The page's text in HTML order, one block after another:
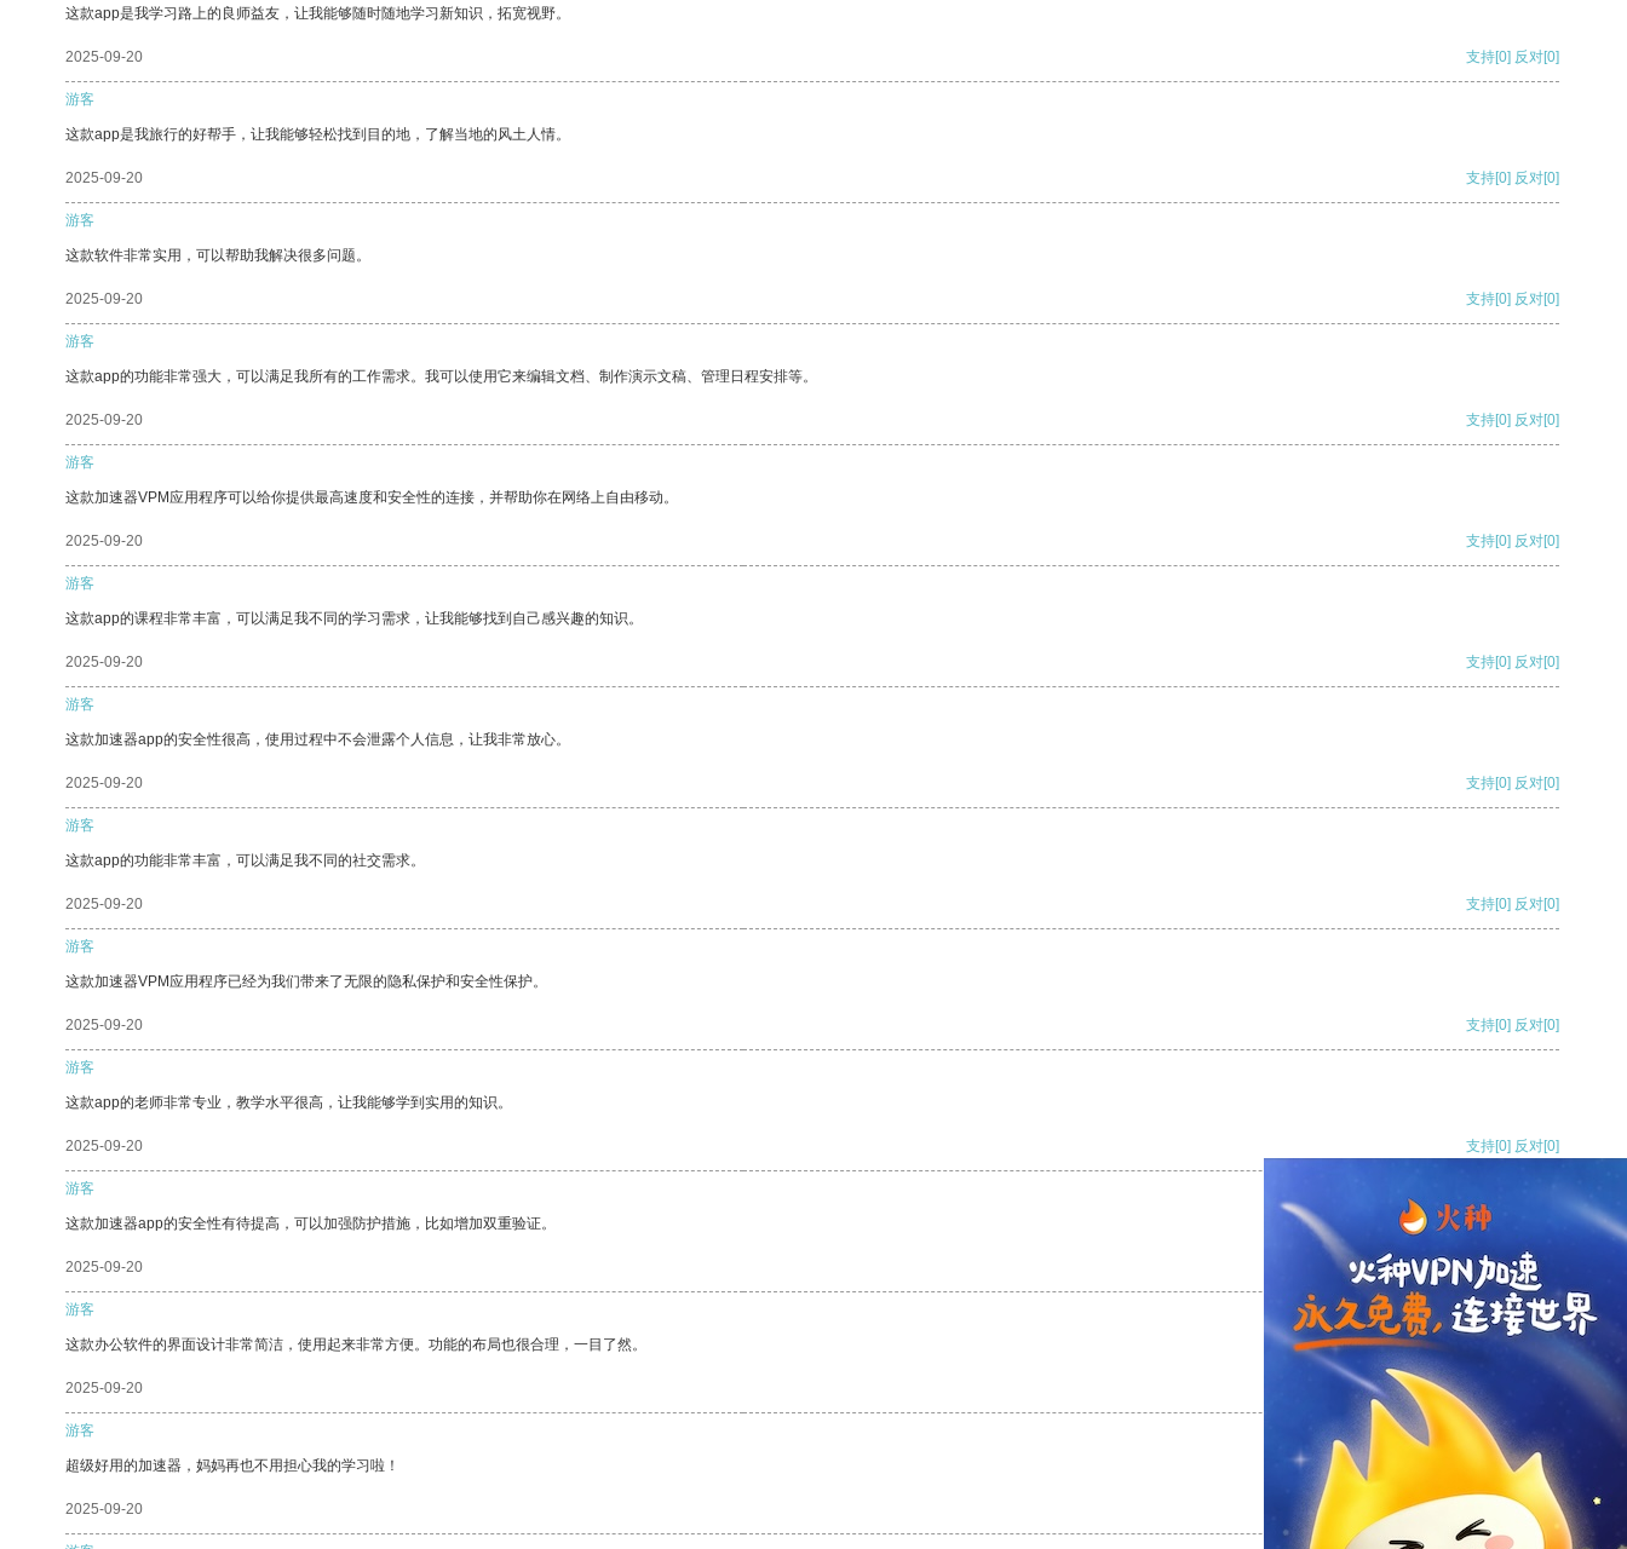
这款app是我学习路上的良师益友，让我能够随时随地学习新知识，拓宽视野。
2025-09-20 支持[0] 反对[0]
游客
这款app是我旅行的好帮手，让我能够轻松找到目的地，了解当地的风土人情。
2025-09-20 支持[0] 反对[0]
游客
这款软件非常实用，可以帮助我解决很多问题。
2025-09-20 支持[0] 反对[0]
游客
这款app的功能非常强大，可以满足我所有的工作需求。我可以使用它来编辑文档、制作演示文稿、管理日程安排等。
2025-09-20 支持[0] 反对[0]
游客
这款加速器VPM应用程序可以给你提供最高速度和安全性的连接，并帮助你在网络上自由移动。
2025-09-20 支持[0] 反对[0]
游客
这款app的课程非常丰富，可以满足我不同的学习需求，让我能够找到自己感兴趣的知识。
2025-09-20 支持[0] 反对[0]
游客
这款加速器app的安全性很高，使用过程中不会泄露个人信息，让我非常放心。
2025-09-20 支持[0] 反对[0]
游客
这款app的功能非常丰富，可以满足我不同的社交需求。
2025-09-20 支持[0] 反对[0]
游客
这款加速器VPM应用程序已经为我们带来了无限的隐私保护和安全性保护。
2025-09-20 支持[0] 反对[0]
游客
这款app的老师非常专业，教学水平很高，让我能够学到实用的知识。
2025-09-20 支持[0] 反对[0]
游客
这款加速器app的安全性有待提高，可以加强防护措施，比如增加双重验证。
2025-09-20 支持[0] 反对
游客
这款办公软件的界面设计非常简洁，使用起来非常方便。功能的布局也很合理，一目了然。
2025-09-20 支持
游客
超级好用的加速器，妈妈再也不用担心我的学习啦！
2025-09-20 反对 [0]